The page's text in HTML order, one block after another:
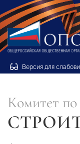
Версия для
Комитет по